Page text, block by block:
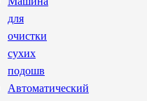
для
очистки
сухих
подошв
Автоматический